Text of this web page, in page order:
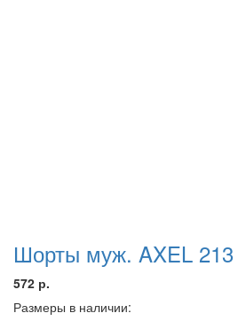
Шорты муж. AXEL 213
572 р.
Размеры в наличии: